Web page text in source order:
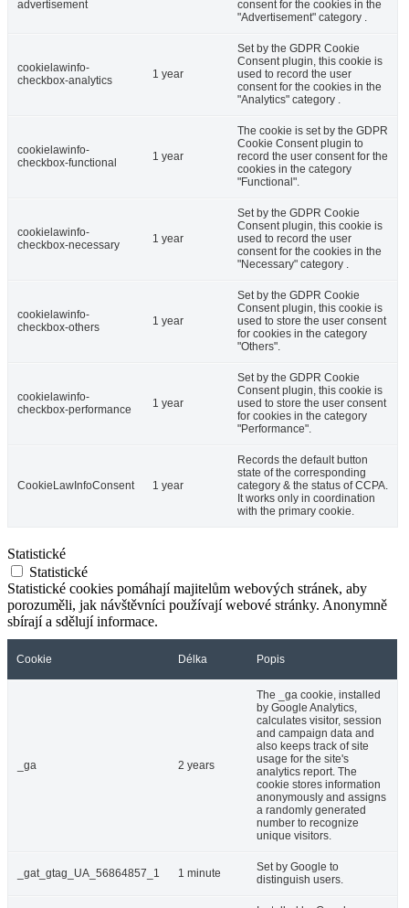
advertisement
consent for the cookies in the
"Advertisement" category .
cookielawinfo-
checkbox-analytics
1 year
Set by the GDPR Cookie
Consent plugin, this cookie is
used to record the user
consent for the cookies in the
"Analytics" category .
cookielawinfo-
checkbox-functional
1 year
The cookie is set by the GDPR
Cookie Consent plugin to
record the user consent for the
cookies in the category
"Functional".
cookielawinfo-
checkbox-necessary
1 year
Set by the GDPR Cookie
Consent plugin, this cookie is
used to record the user
consent for the cookies in the
"Necessary" category .
cookielawinfo-
checkbox-others
1 year
Set by the GDPR Cookie
Consent plugin, this cookie is
used to store the user consent
for cookies in the category
"Others".
cookielawinfo-
checkbox-performance
1 year
Set by the GDPR Cookie
Consent plugin, this cookie is
used to store the user consent
for cookies in the category
"Performance".
CookieLawInfoConsent 1 year
Records the default button
state of the corresponding
category & the status of CCPA.
It works only in coordination
with the primary cookie.
Statistické
Statistické
Statistické cookies pomáhají majitelům webových stránek, aby
porozuměli, jak návštěvníci používají webové stránky. Anonymně
sbírají a sdělují informace.
Cookie Délka Popis
_ga 2 years
The _ga cookie, installed
by Google Analytics,
calculates visitor, session
and campaign data and
also keeps track of site
usage for the site's
analytics report. The
cookie stores information
anonymously and assigns
a randomly generated
number to recognize
unique visitors.
_gat_gtag_UA_56864857_1 1 minute
Set by Google to
distinguish users.